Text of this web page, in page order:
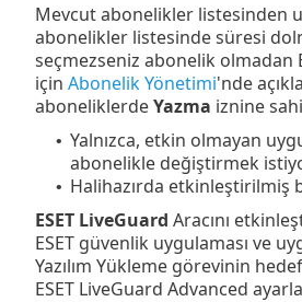
Mevcut abonelikler listesinden
abonelikler listesinde süresi
seçmezseniz abonelik olmadan
için Abonelik Yönetimi'nde
aboneliklerdeYazma iznine
• Yalnızca, etkin olmayan
abonelikle değiştirmek
• Halihazırda etkinleştirilmiş
ESET LiveGuard Aracını
ESET güvenlik uygulaması ve
Yazılım Yükleme görevinin
ESET LiveGuard Advanced